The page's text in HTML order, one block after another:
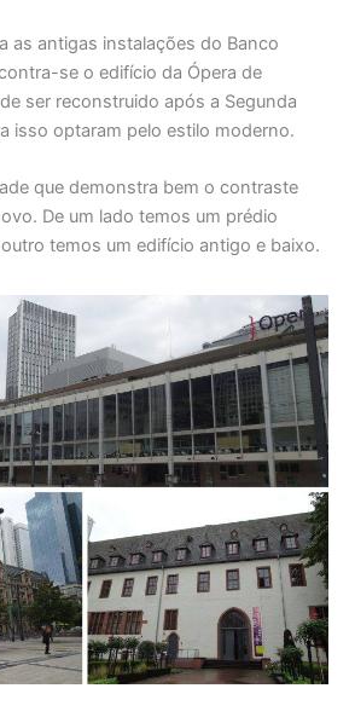
as antigas instalações do Banco
se o edifício da Ópera de
ser reconstruido após a Segunda
isso optaram pelo estilo moderno.
que demonstra bem o contraste
De um lado temos um prédio
temos um edifício antigo e baixo.